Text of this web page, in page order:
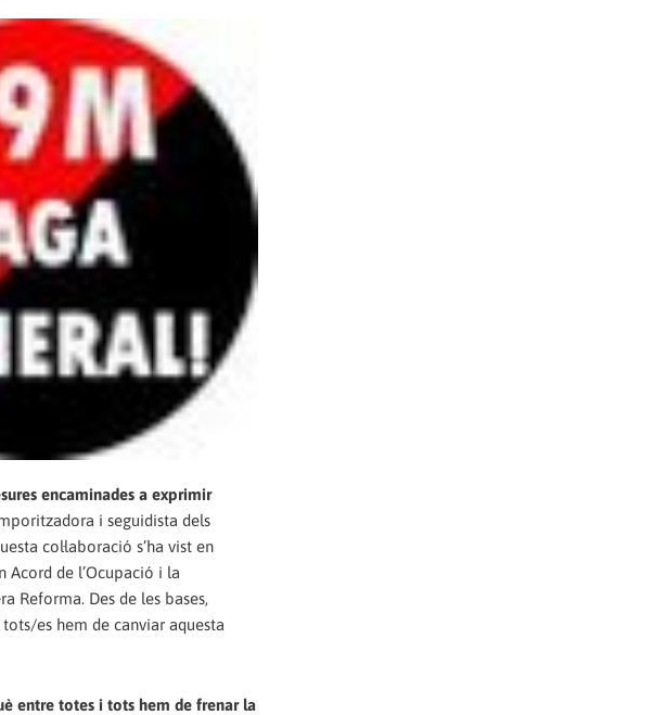
encaminades a exprimir
i seguidista dels
col·laboració s’ha vist en
Acord de l’Ocupació i la
Reforma. Des de les bases,
es hem de canviar aquesta
entre totes i tots hem de frenar la